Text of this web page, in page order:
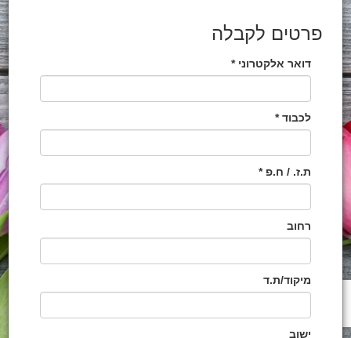
פרטים לקבלה
דואר אלקטרוני *
לכבוד *
ת.ז. / ח.פ *
רחוב
מיקוד/ת.ד
ישוב